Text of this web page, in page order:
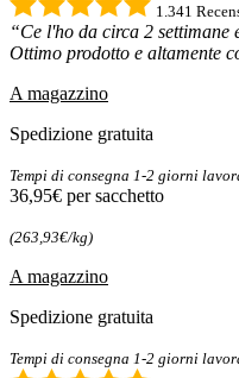
1.341
“Ce l'ho da circa 2 settimane
Ottimo prodotto e altamente
A magazzino
Spedizione gratuita
Tempi di consegna 1-2 giorni
36,95€ per sacchetto
(263,93€/kg)
A magazzino
Spedizione gratuita
Tempi di consegna 1-2 giorni